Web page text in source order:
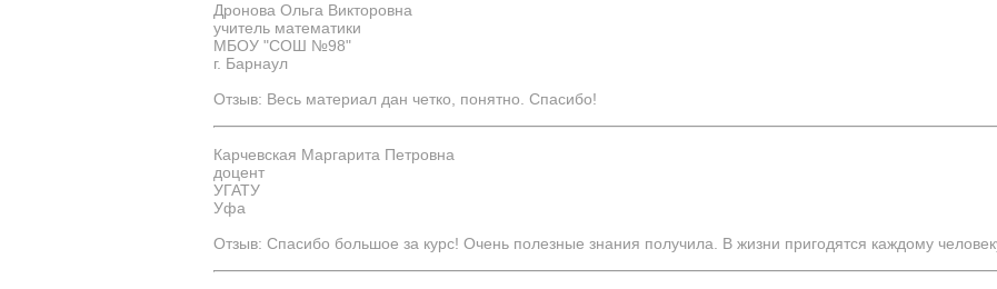
Дронова Ольга Викторовна
учитель математики
МБОУ "СОШ №98"
г. Барнаул
Отзыв: Весь материал дан четко, понятно. Спасибо!
Карчевская Маргарита Петровна
доцент
УГАТУ
Уфа
Отзыв: Спасибо большое за курс! Очень полезные знания получила. В жизни пригодятся каждому